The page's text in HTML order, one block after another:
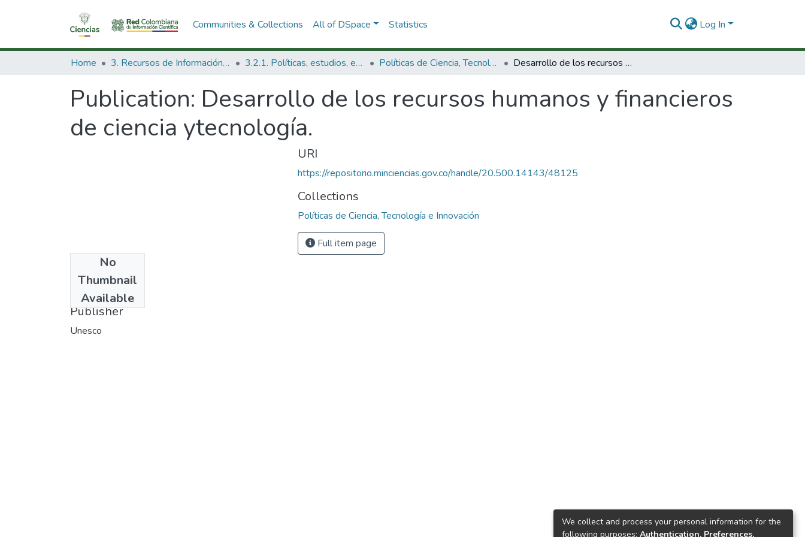
Communities & Collections All of DSpace Statistics Log In
Home 3. Recursos de Información Científica y Tecnológica 3.2.1. Políticas, estudios, evaluaciones e indicadores de CTeI Políticas de Ciencia, Tecnología e Innovación Desarrollo de los recursos humanos y financieros de ciencia ytecnología.
Publication: Desarrollo de los recursos humanos y financieros
de ciencia ytecnología.
No
Thumbnail
Available
1978
Publisher
Unesco
URI
https://repositorio.minciencias.gov.co/handle/20.500.14143/48125
Collections
Políticas de Ciencia, Tecnología e Innovación
Full item page
We collect and process your personal information for the
following purposes: Authentication, Preferences,